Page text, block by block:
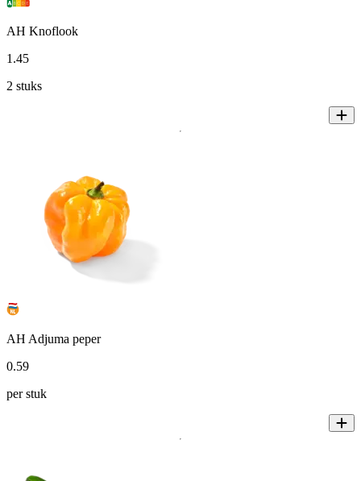
AH Knoflook
1.45
2 stuks
AH Adjuma peper
0.59
per stuk